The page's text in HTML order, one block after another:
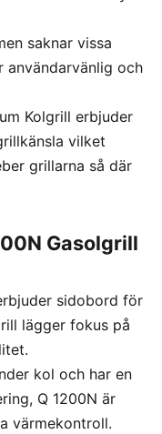
saknar vissa
användarvänlig och
Kolgrill erbjuder
vilket
grillarna så där
Gasolgrill
sidobord för
lägger fokus på
kol och har en
Q 1200N är
värmekontroll.